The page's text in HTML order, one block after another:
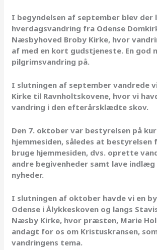
I begyndelsen af september blev der
hverdagsvandring fra Odense
Næsbyhoved Broby Kirke, hvor
af med en kort gudstjeneste. En god
pilgrimsvandring på.
I slutningen af september vandrede
Kirke til Ravnholtskovene, hvor vi
vandring i den efterårsklædte skov.
Den 7. oktober var bestyrelsen på
hjemmesiden, således at bestyrelsen
bruge hjemmesiden, dvs. oprette
andre begivenheder samt lave
nyheder.
I slutningen af oktober havde vi en
Odense i Ålykkeskoven og langs
Næsby Kirke, hvor præsten, Marie
andagt for os om Kristuskransen,
vandringens tema.